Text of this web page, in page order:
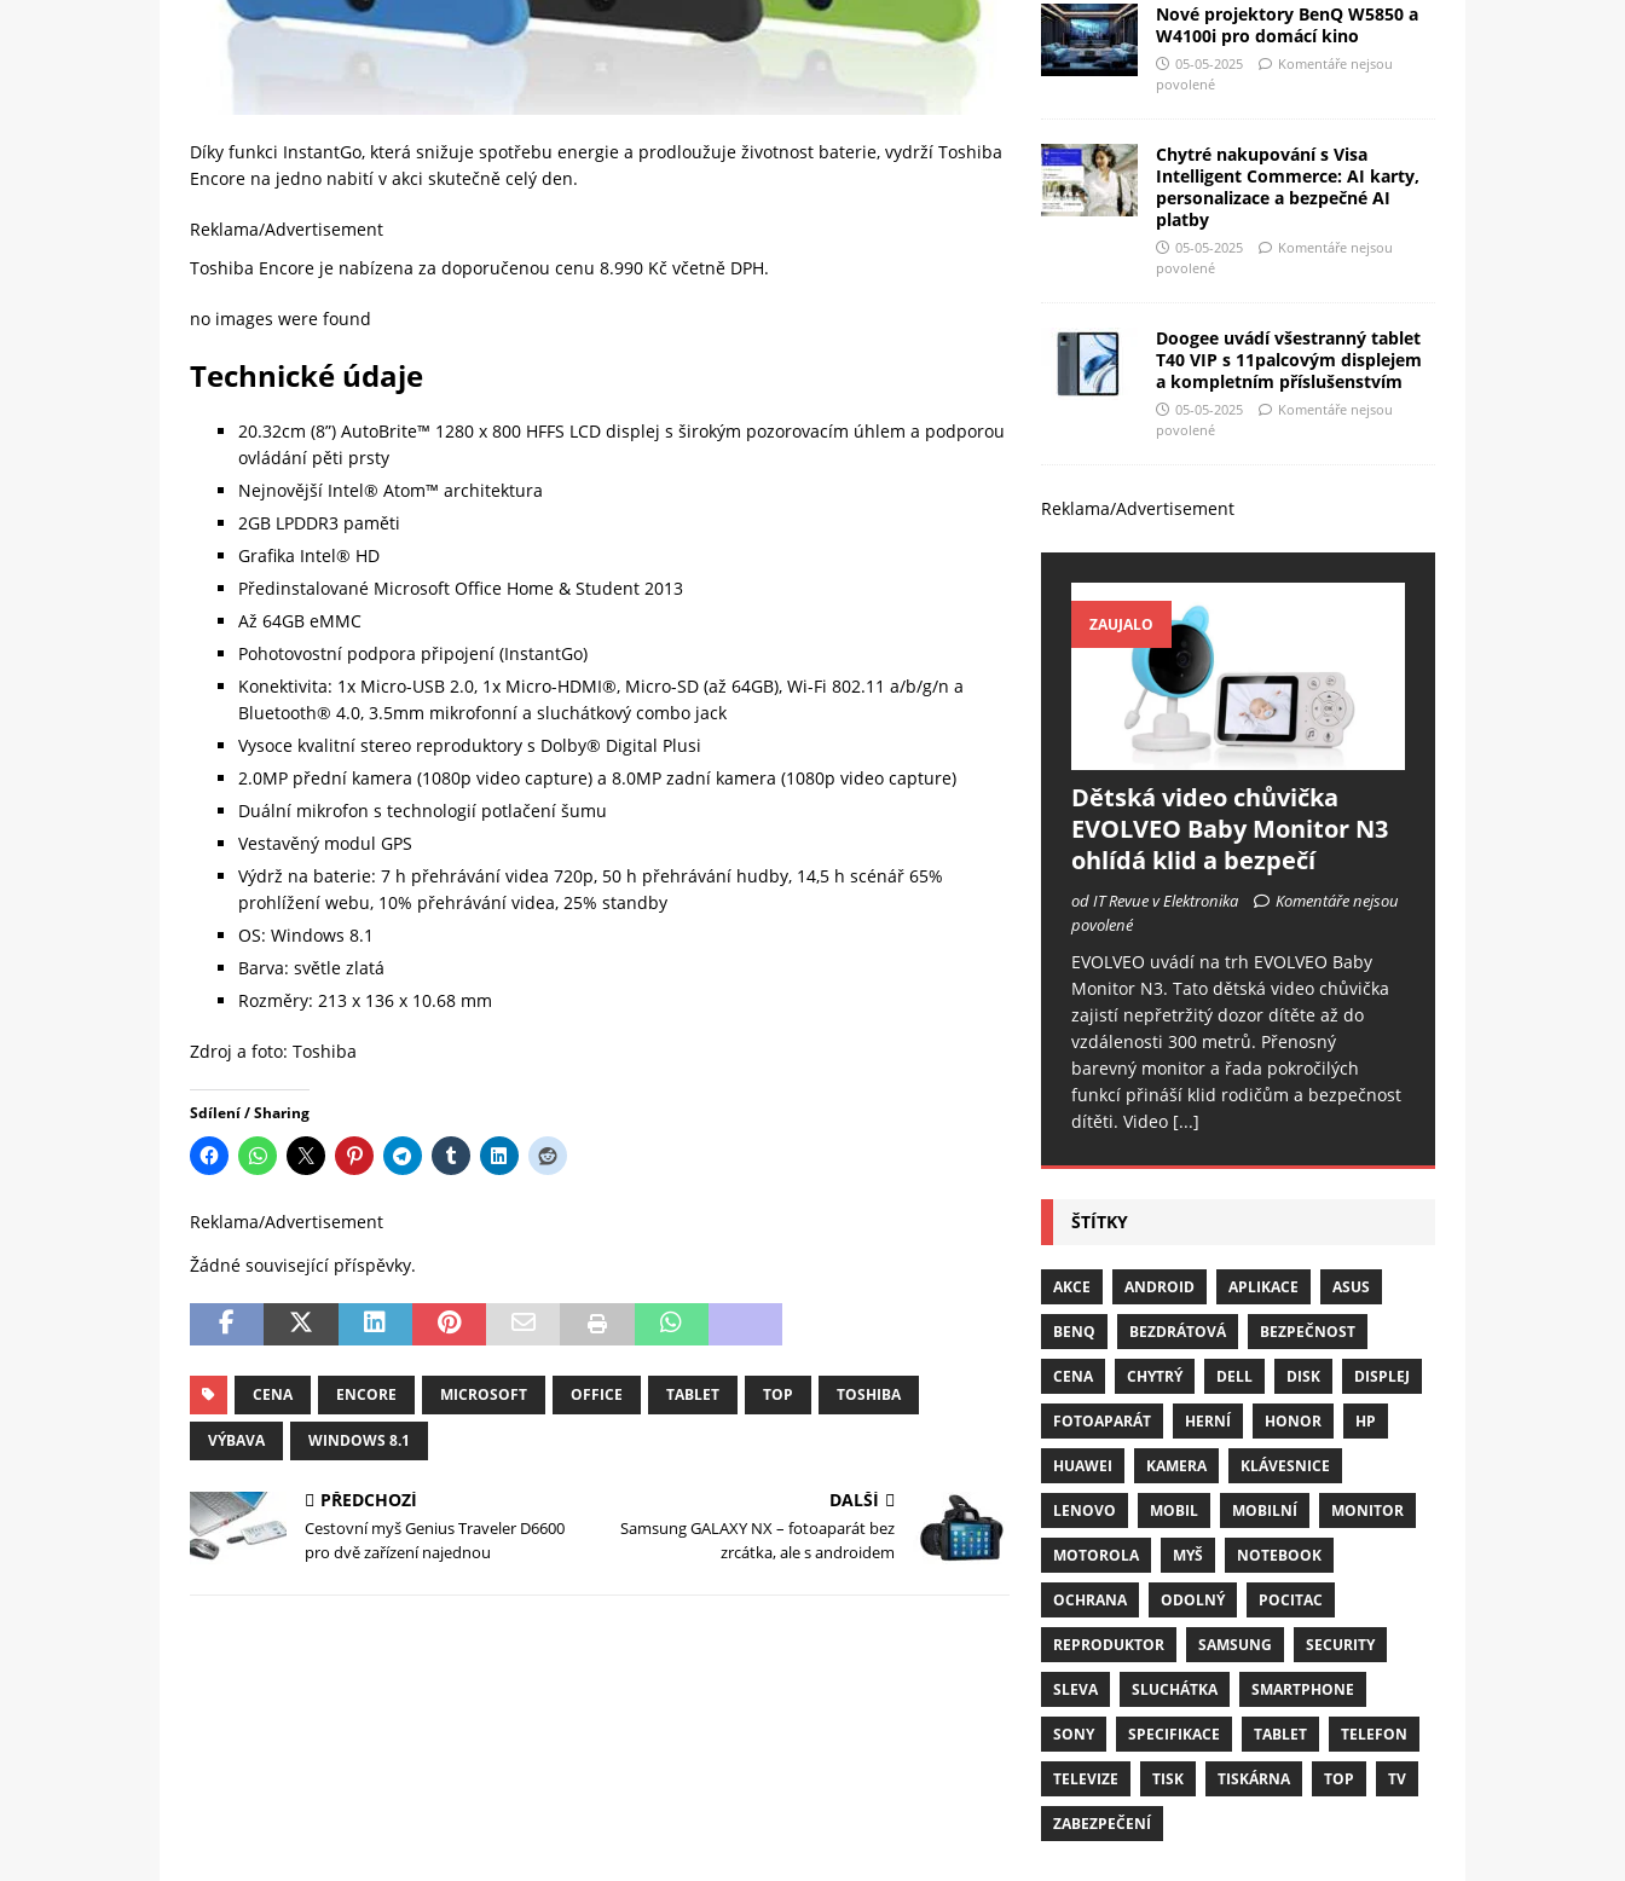
Díky funkci InstantGo, která snižuje spotřebu energie a prodloužuje životnost baterie, vydrží Toshiba
Encore na jedno nabití v akci skutečně celý den.
Reklama/Advertisement
Toshiba Encore je nabízena za doporučenou cenu 8.990 Kč včetně DPH.
no images were found
Technické údaje
20.32cm (8”) AutoBrite™ 1280 x 800 HFFS LCD displej s širokým pozorovacím úhlem a podporou
ovládání pěti prsty
Nejnovější Intel® Atom™ architektura
2GB LPDDR3 paměti
Grafika Intel® HD
Předinstalované Microsoft Office Home & Student 2013
Až 64GB eMMC
Pohotovostní podpora připojení (InstantGo)
Konektivita: 1x Micro-USB 2.0, 1x Micro-HDMI®, Micro-SD (až 64GB), Wi-Fi 802.11 a/b/g/n a
Bluetooth® 4.0, 3.5mm mikrofonní a sluchátkový combo jack
Vysoce kvalitní stereo reproduktory s Dolby® Digital Plusi
2.0MP přední kamera (1080p video capture) a 8.0MP zadní kamera (1080p video capture)
Duální mikrofon s technologií potlačení šumu
Vestavěný modul GPS
Výdrž na baterie: 7 h přehrávání videa 720p, 50 h přehrávání hudby, 14,5 h scénář 65%
prohlížení webu, 10% přehrávání videa, 25% standby
OS: Windows 8.1
Barva: světle zlatá
Rozměry: 213 x 136 x 10.68 mm
Zdroj a foto: Toshiba
Sdílení / Sharing
Reklama/Advertisement
Žádné související příspěvky.
CENA ENCORE MICROSOFT OFFICE TABLET TOP TOSHIBA
VÝBAVA WINDOWS 8.1
PŘEDCHOZÍ
Cestovní myš Genius Traveler D6600
pro dvě zařízení najednou
DALŠÍ
Samsung GALAXY NX – fotoaparát bez
zrcátka, ale s androidem
Nové projektory BenQ W5850 a
W4100i pro domácí kino
05-05-2025
Komentáře nejsou
povolené
Chytré nakupování s Visa
Intelligent Commerce: AI karty,
personalizace a bezpečné AI
platby
05-05-2025
Komentáře nejsou
povolené
Doogee uvádí všestranný tablet
T40 VIP s 11palcovým displejem
a kompletním příslušenstvím
05-05-2025
Komentáře nejsou
povolené
Reklama/Advertisement
ZAUJALO
Dětská video chůvička
EVOLVEO Baby Monitor N3
ohlídá klid a bezpečí
od IT Revue v Elektronika
Komentáře nejsou
povolené
EVOLVEO uvádí na trh EVOLVEO Baby
Monitor N3. Tato dětská video chůvička
zajistí nepřetržitý dozor dítěte až do
vzdálenosti 300 metrů. Přenosný
barevný monitor a řada pokročilých
funkcí přináší klid rodičům a bezpečnost
dítěti. Video [...]
ŠTÍTKY
AKCE ANDROID APLIKACE ASUS
BENQ BEZDRÁTOVÁ BEZPEČNOST
CENA CHYTRÝ DELL DISK DISPLEJ
FOTOAPARÁT HERNÍ HONOR HP
HUAWEI KAMERA KLÁVESNICE
LENOVO MOBIL MOBILNÍ MONITOR
MOTOROLA MYŠ NOTEBOOK
OCHRANA ODOLNÝ POCITAC
REPRODUKTOR SAMSUNG SECURITY
SLEVA SLUCHÁTKA SMARTPHONE
SONY SPECIFIKACE TABLET TELEFON
TELEVIZE TISK TISKÁRNA TOP TV
ZABEZPEČENÍ